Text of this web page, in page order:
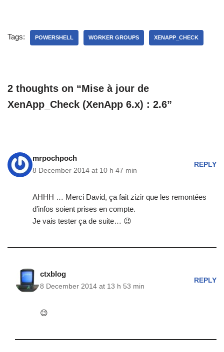
Tags: POWERSHELL WORKER GROUPS XENAPP_CHECK
2 thoughts on “Mise à jour de
XenApp_Check (XenApp 6.x) : 2.6”
mrpochpoch
8 December 2014 at 10 h 47 min
REPLY
AHHH … Merci David, ça fait zizir que les remontées
d’infos soient prises en compte.
Je vais tester ça de suite… 😉
ctxblog
8 December 2014 at 13 h 53 min
REPLY
😉